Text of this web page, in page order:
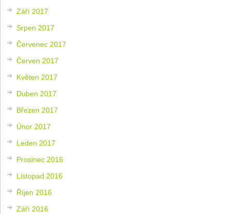
Září 2017
Srpen 2017
Červenec 2017
Červen 2017
Květen 2017
Duben 2017
Březen 2017
Únor 2017
Leden 2017
Prosinec 2016
Listopad 2016
Říjen 2016
Září 2016